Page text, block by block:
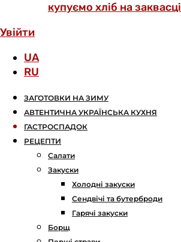
купуємо хліб на заквасці
Увійти
UA
RU
ЗАГОТОВКИ НА ЗИМУ
АВТЕНТИЧНА УКРАЇНСЬКА КУХНЯ
ГАСТРОСПАДОК
РЕЦЕПТИ
Салати
Закуски
Холодні закуски
Сендвічі та бутерброди
Гарячі закуски
Борщ